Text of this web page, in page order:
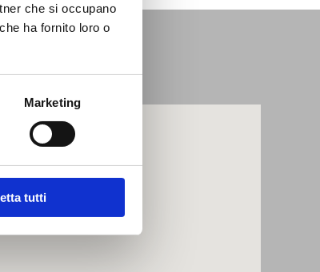
che si occupano
ha fornito loro o
Marketing
tutti